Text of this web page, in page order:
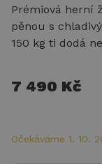
Prémiová herní
pěnou s
150 kg ti dodá
7 490 Kč
Očekáváme 1. 10.